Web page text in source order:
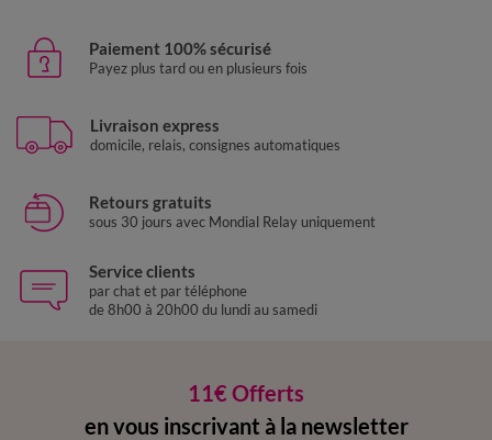
Paiement 100% sécurisé
Payez plus tard ou en plusieurs fois
Livraison express
domicile, relais, consignes automatiques
Retours gratuits
sous 30 jours avec Mondial Relay uniquement
Service clients
par chat et par téléphone
de 8h00 à 20h00 du lundi au samedi
11€ Offerts
en vous inscrivant à la newsletter